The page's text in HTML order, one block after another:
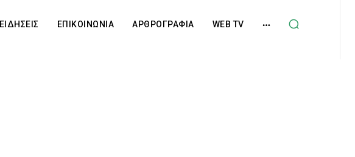
ΕΙΔΗΣΕΙΣ ΕΠΙΚΟΙΝΩΝΙΑ ΑΡΘΡΟΓΡΑΦΙΑ WEB TV